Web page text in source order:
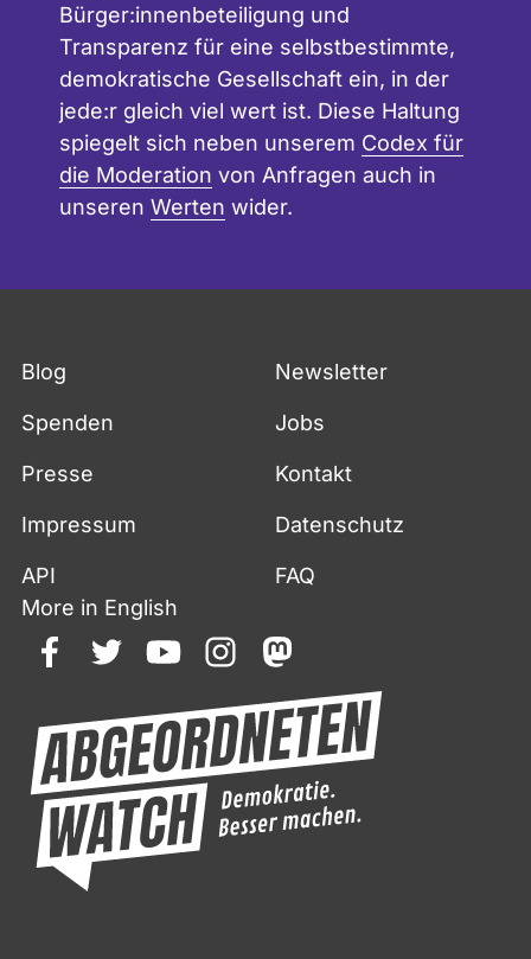
Bürger:innenbeteiligung und
Transparenz für eine selbstbestimmte,
demokratische Gesellschaft ein, in der
jede:r gleich viel wert ist. Diese Haltung
spiegelt sich neben unserem Codex für
die Moderation von Anfragen auch in
unseren Werten wider.
Blog Newsletter
Spenden Jobs
Presse Kontakt
Impressum Datenschutz
API
FAQ
More in English
facebooktwitteryoutubeinstagrammastodon